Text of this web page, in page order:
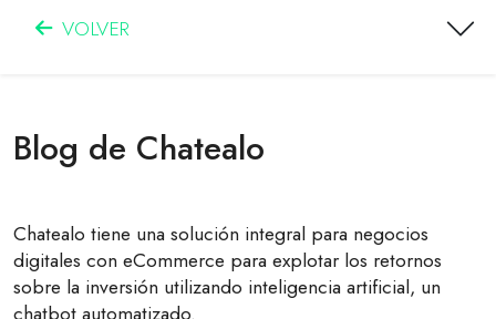
VOLVER
Blog de Chatealo
Chatealo tiene una solución integral para negocios
digitales con eCommerce para explotar los retornos
sobre la inversión utilizando inteligencia artificial, un
chatbot automatizado.